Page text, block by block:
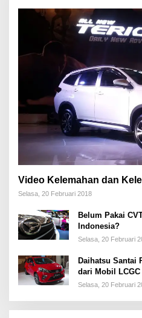
Video Kelemahan dan
Selasa, 20 Februari 2018
Belum Pakai
Indonesia?
Selasa, 20 Februari
Daihatsu Santai
dari Mobil LCGC
Selasa, 20 Februari